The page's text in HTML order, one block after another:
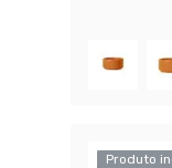
Produto